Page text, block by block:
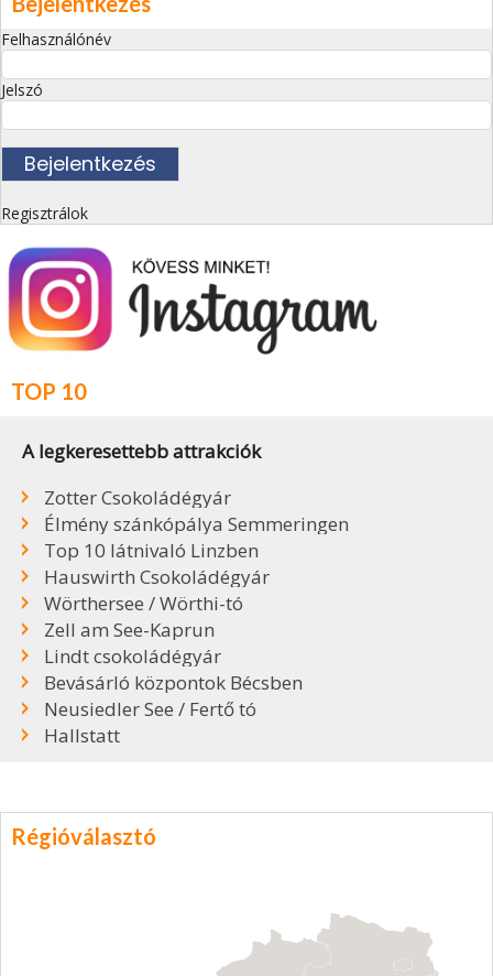
Felhasználónév
Jelszó
Regisztrálok
TOP 10
A legkeresettebb attrakciók
Zotter Csokoládégyár
Élmény szánkópálya Semmeringen
Top 10 látnivaló Linzben
Hauswirth Csokoládégyár
Wörthersee / Wörthi-tó
Zell am See-Kaprun
Lindt csokoládégyár
Bevásárló központok Bécsben
Neusiedler See / Fertő tó
Hallstatt
Régióválasztó